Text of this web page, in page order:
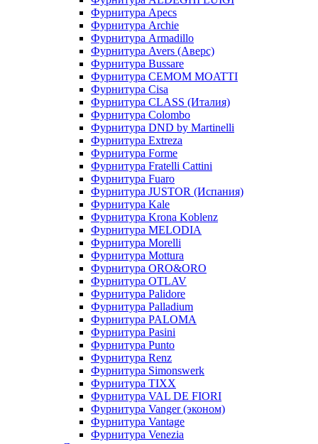
Фурнитура Apecs
Фурнитура Archie
Фурнитура Armadillo
Фурнитура Avers (Аверс)
Фурнитура Bussare
Фурнитура CEMOM MOATTI
Фурнитура Cisa
Фурнитура CLASS (Италия)
Фурнитура Colombo
Фурнитура DND by Martinelli
Фурнитура Extreza
Фурнитура Forme
Фурнитура Fratelli Cattini
Фурнитура Fuaro
Фурнитура JUSTOR (Испания)
Фурнитура Kale
Фурнитура Krona Koblenz
Фурнитура MELODIA
Фурнитура Morelli
Фурнитура Mottura
Фурнитура ORO&ORO
Фурнитура OTLAV
Фурнитура Palidore
Фурнитура Palladium
Фурнитура PALOMA
Фурнитура Pasini
Фурнитура Punto
Фурнитура Renz
Фурнитура Simonswerk
Фурнитура TIXX
Фурнитура VAL DE FIORI
Фурнитура Vanger (эконом)
Фурнитура Vantage
Фурнитура Venezia